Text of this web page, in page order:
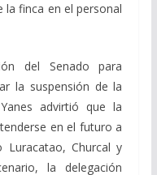
la finca en el personal
del Senado para
la suspensión de la
advirtió que la
en el futuro a
Churcal y
la delegación